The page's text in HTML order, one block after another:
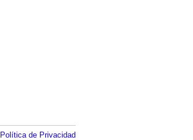
Política de Privacidad